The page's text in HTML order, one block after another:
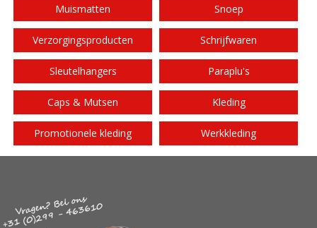
Muismatten Snoep
Verzorgingsproducten Schrijfwaren
Sleutelhangers Paraplu's
Caps & Mutsen Kleding
Promotionele kleding Werkkleding